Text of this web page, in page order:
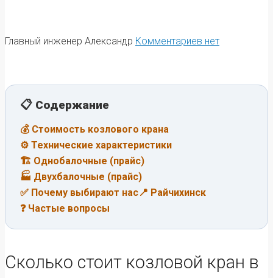
Главный инженер Александр Комментариев нет
📋 Содержание
💰 Стоимость козлового крана
⚙️ Технические характеристики
🏗️ Однобалочные (прайс)
🏭 Двухбалочные (прайс)
✅ Почему выбирают нас📍 Райчихинск
❓ Частые вопросы
Сколько стоит козловой кран в